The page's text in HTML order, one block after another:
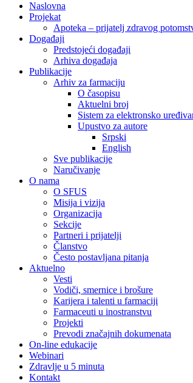
Naslovna
Projekat
Apoteka – prijatelj zdravog
Događaji
Predstojeći događaji
Arhiva događaja
Publikacije
Arhiv za farmaciju
O časopisu
Aktuelni broj
Sistem za elektronsko
Upustvo za autore
Srpski
English
Sve publikacije
Naručivanje
O nama
O SFUS
Misija i vizija
Organizacija
Sekcije
Partneri i prijatelji
Članstvo
Često postavljana pitanja
Aktuelno
Vesti
Vodiči, smernice i brošure
Karijera i talenti u farmaciji
Farmaceuti u inostranstvu
Projekti
Prevodi značajnih dokumenata
On-line edukacije
Webinari
Zdravlje u 5 minuta
Kontakt